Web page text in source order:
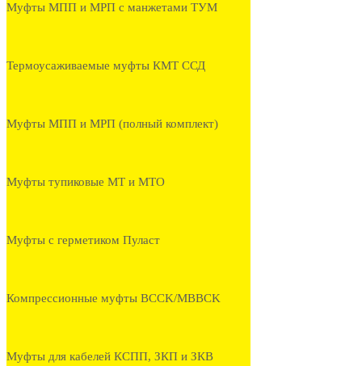
Муфты МПП и МРП с манжетами ТУМ
Термоусаживаемые муфты КМТ ССД
Муфты МПП и МРП (полный комплект)
Муфты тупиковые МТ и МТО
Муфты с герметиком Пуласт
Компрессионные муфты BCCK/MBBCK
Муфты для кабелей КСПП, ЗКП и ЗКВ